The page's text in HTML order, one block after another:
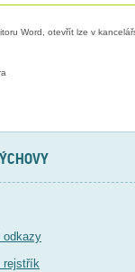
Word, otevřít lze v
odkazy
rejstřík